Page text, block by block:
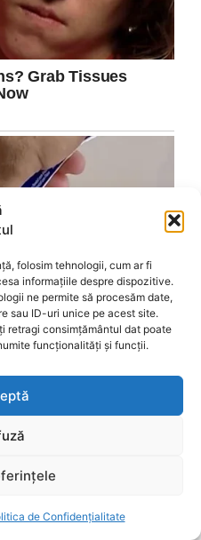
folosim tehnologii, cum ar fi
informațiile despre dispozitive.
ne permite să procesăm date,
sau ID-uri unice pe acest site.
retragi consimțământul dat poate
funcționalități și funcții.
de Confidențialitate